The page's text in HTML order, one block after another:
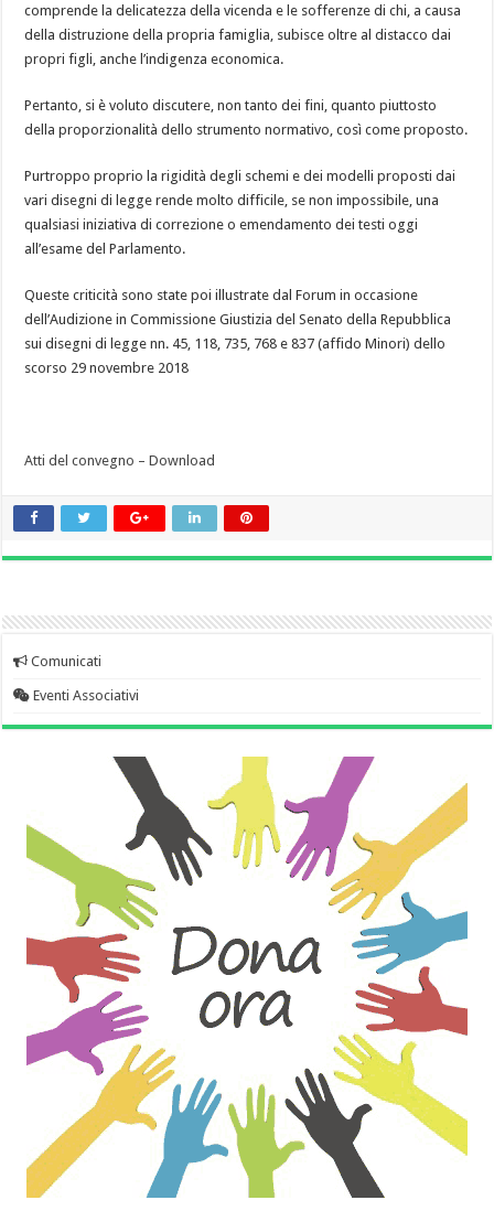
comprende la delicatezza della vicenda e le sofferenze di chi, a causa
della distruzione della propria famiglia, subisce oltre al distacco dai
propri figli, anche l’indigenza economica.
Pertanto, si è voluto discutere, non tanto dei fini, quanto piuttosto
della proporzionalità dello strumento normativo, così come proposto.
Purtroppo proprio la rigidità degli schemi e dei modelli proposti dai
vari disegni di legge rende molto difficile, se non impossibile, una
qualsiasi iniziativa di correzione o emendamento dei testi oggi
all’esame del Parlamento.
Queste criticità sono state poi illustrate dal Forum in occasione
dell’Audizione in Commissione Giustizia del Senato della Repubblica
sui disegni di legge nn. 45, 118, 735, 768 e 837 (affido Minori) dello
scorso 29 novembre 2018
Atti del convegno – Download
Comunicati
Eventi Associativi